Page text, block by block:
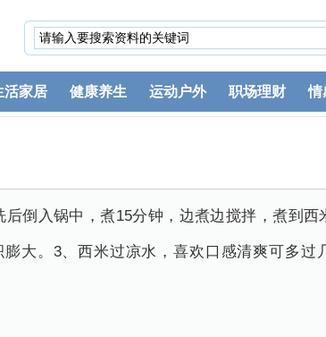
活家居 健康养生 运动户外 职场理财 情
倒入锅中，煮15分钟，边煮边搅拌，煮到
大。3、西米过凉水，喜欢口感清爽可多过